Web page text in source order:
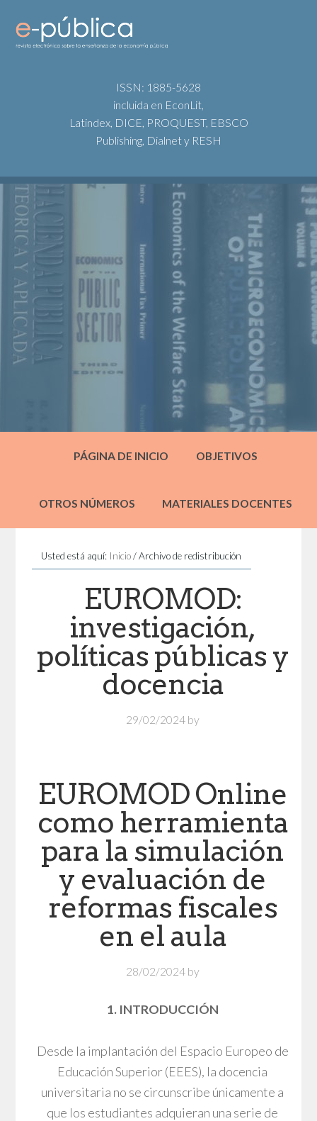
ISSN: 1885-5628
incluida en EconLit,
Latindex, DICE, PROQUEST, EBSCO
Publishing, Dialnet y RESH
PÁGINA DE INICIO OBJETIVOS
OTROS NÚMEROS MATERIALES DOCENTES
Usted está aquí: Inicio /Archivo de redistribución
EUROMOD:
investigación,
políticas públicas y
docencia
29/02/2024by
EUROMOD Online
como herramienta
para la simulación
y evaluación de
reformas fiscales
en el aula
28/02/2024by
1. INTRODUCCIÓN
Desde la implantación del Espacio Europeo de
Educación Superior (EEES), la docencia
universitaria no se circunscribe únicamente a
que los estudiantes adquieran una serie de